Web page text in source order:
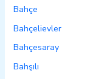
Bahçe
Bahçelievler
Bahçesaray
Bahşılı